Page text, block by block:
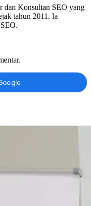
dan Konsultan SEO yang
tahun 2011. Ia